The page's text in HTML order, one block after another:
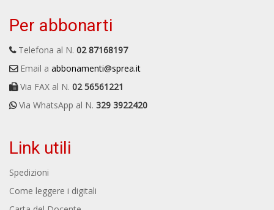
Per abbonarti
Telefona al N. 02 87168197
Email a abbonamenti@sprea.it
Via FAX al N. 02 56561221
Via WhatsApp al N. 329 3922420
Link utili
Spedizioni
Come leggere i digitali